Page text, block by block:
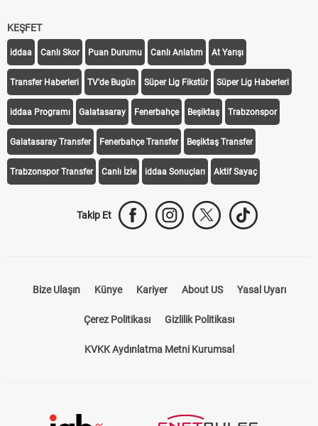
KEŞFET
iddaa Canlı Skor Puan Durumu Canlı Anlatım At Yarışı
Transfer Haberleri TV'de Bugün Süper Lig Fikstür Süper Lig Haberleri
iddaa Programı Galatasaray Fenerbahçe Beşiktaş Trabzonspor
Galatasaray Transfer Fenerbahçe Transfer Beşiktaş Transfer
Trabzonspor Transfer Canlı İzle iddaa Sonuçları Aktif Sayaç
Takip Et
Bize Ulaşın Künye Kariyer About US Yasal Uyarı
Çerez Politikası Gizlilik Politikası
KVKK Aydınlatma Metni Kurumsal